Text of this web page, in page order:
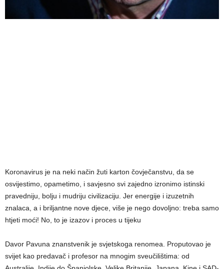
Koronavirus je na neki način žuti karton čovječanstvu, da se
osvijestimo, opametimo, i savjesno svi zajedno izronimo istinski
pravedniju, bolju i mudriju civilizaciju. Jer energije i izuzetnih
znalaca, a i briljantne nove djece, više je nego dovoljno: treba samo
htjeti moći! No, to je izazov i proces u tijeku
Davor Pavuna znanstvenik je svjetskoga renomea. Proputovao je
svijet kao predavač i profesor na mnogim sveučilištima: od